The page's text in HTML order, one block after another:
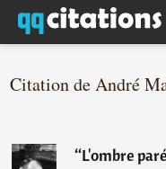
Citation de André
“L'ombre